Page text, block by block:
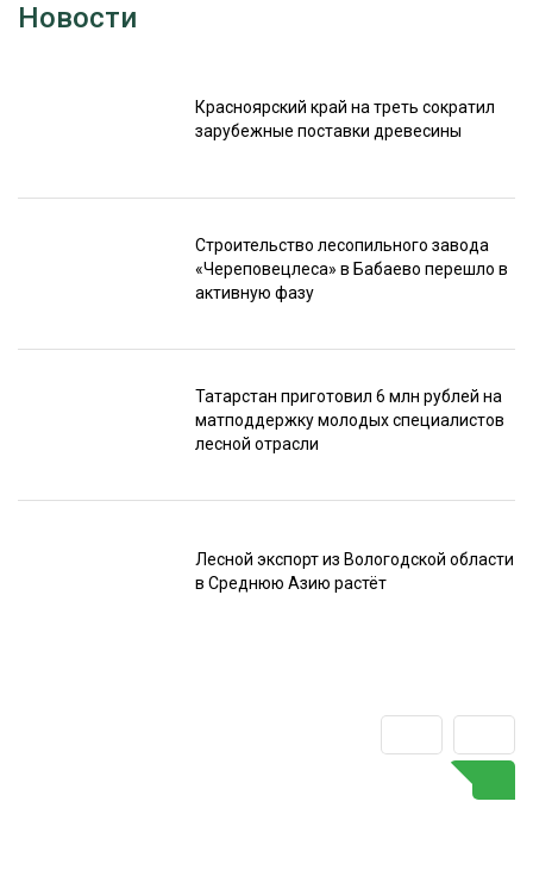
Новости
Красноярский край на треть сократил
зарубежные поставки древесины
Строительство лесопильного завода
«Череповецлеса» в Бабаево перешло в
активную фазу
Татарстан приготовил 6 млн рублей на
матподдержку молодых специалистов
лесной отрасли
Лесной экспорт из Вологодской области
в Среднюю Азию растёт